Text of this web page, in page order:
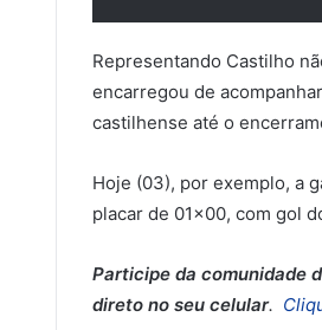
Representando Castilho
encarregou de
castilhense até o
Hoje (03), por exemplo, a
placar de 01×00, com gol
Participe da comunidade
direto no seu celular.